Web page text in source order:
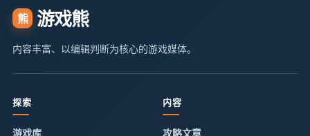
熊 游戏熊
内容丰富、以编辑判断为核心的游戏媒体。
探索
游戏库
内容
攻略文章